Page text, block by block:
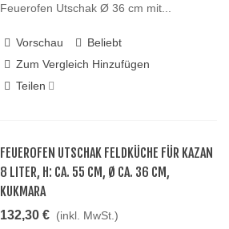
Feuerofen Utschak Ø 36 cm mit...
Vorschau
Beliebt
Zum Vergleich Hinzufügen
Teilen
FEUEROFEN UTSCHAK FELDKÜCHE FÜR KAZAN
8 LITER, H: CA. 55 CM, Ø CA. 36 CM,
KUKMARA
132,30 € (inkl. MwSt.)